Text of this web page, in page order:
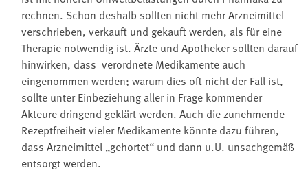
rechnen. Schon deshalb sollten nicht mehr Arzneimittel
verschrieben, verkauft und gekauft werden, als für eine
Therapie notwendig ist. Ärzte und Apotheker sollten darauf
hinwirken, dass verordnete Medikamente auch
eingenommen werden; warum dies oft nicht der Fall ist,
sollte unter Einbeziehung aller in Frage kommender
Akteure dringend geklärt werden. Auch die zunehmende
Rezeptfreiheit vieler Medikamente könnte dazu führen,
dass Arzneimittel „gehortet“ und dann u.U. unsachgemäß
entsorgt werden.